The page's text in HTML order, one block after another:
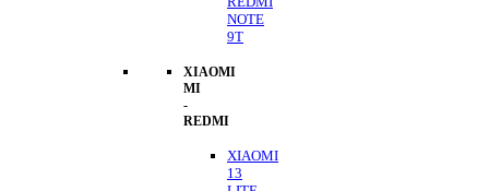
NOTE
9T
XIAOMI
MI
-
REDMI
XIAOMI
13